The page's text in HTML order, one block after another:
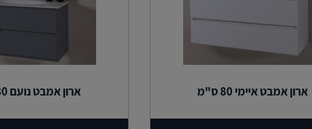
ארון אמבט איימי 80 ס"מ ארון אמבט נועם 80 ס"מ